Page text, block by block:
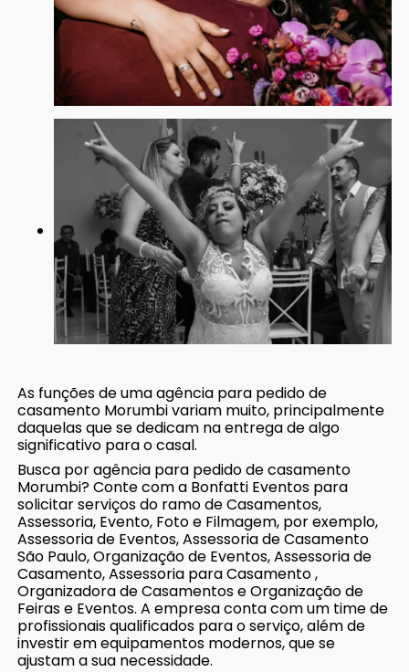
As funções de uma agência para pedido de
casamento Morumbi variam muito, principalmente
daquelas que se dedicam na entrega de algo
significativo para o casal.
Busca por agência para pedido de casamento
Morumbi? Conte com a Bonfatti Eventos para
solicitar serviços do ramo de Casamentos,
Assessoria, Evento, Foto e Filmagem, por exemplo,
Assessoria de Eventos, Assessoria de Casamento
São Paulo, Organização de Eventos, Assessoria de
Casamento, Assessoria para Casamento ,
Organizadora de Casamentos e Organização de
Feiras e Eventos. A empresa conta com um time de
profissionais qualificados para o serviço, além de
investir em equipamentos modernos, que se
ajustam a sua necessidade.